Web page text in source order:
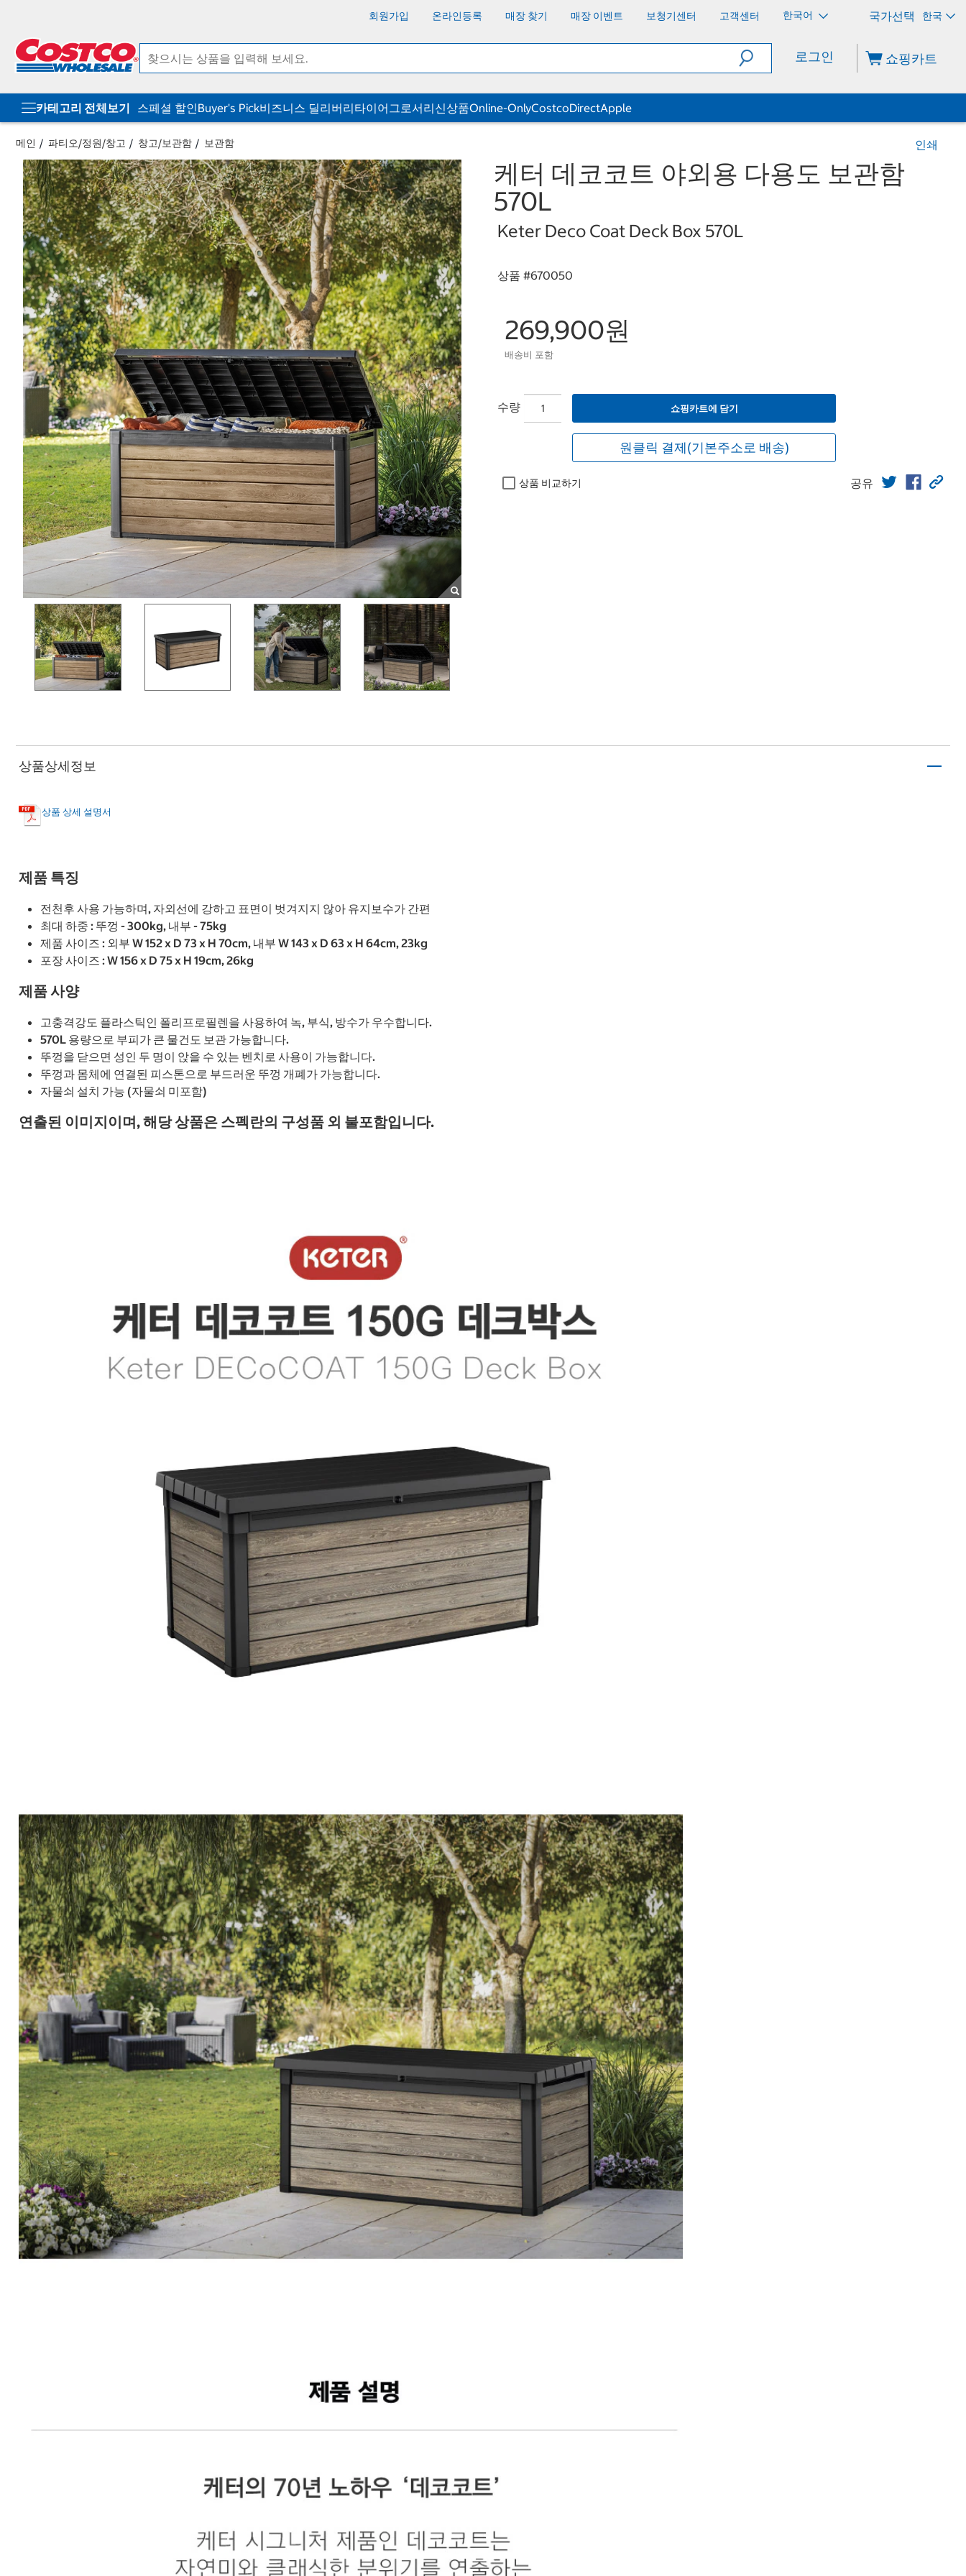
회원가입 온라인등록 매장 찾기 매장 이벤트 보청기센터 고객센터 한국어 한국
로그인 쇼핑카트
카테고리 전체보기 스페셜 할인Buyer's Pick비즈니스 딜리버리타이어그로서리신상품Online-OnlyCostcoDirectApple
메인 파티오/정원/창고 창고/보관함 보관함 인쇄
케터 데코코트 야외용 다용도 보관함
570L
Keter Deco Coat Deck Box 570L
상품 #670050
269,900원
배송비 포함
수량 쇼핑카트에 담기
원클릭 결제(기본주소로 배송)
상품 비교하기 공유
상품상세정보
상품 상세 설명서
제품 특징
전천후 사용 가능하며, 자외선에 강하고 표면이 벗겨지지 않아 유지보수가 간편
최대 하중 : 뚜껑 - 300kg, 내부 - 75kg
제품 사이즈 : 외부 W 152 x D 73 x H 70cm, 내부 W 143 x D 63 x H 64cm, 23kg
포장 사이즈 : W 156 x D 75 x H 19cm, 26kg
제품 사양
고충격강도 플라스틱인 폴리프로필렌을 사용하여 녹, 부식, 방수가 우수합니다.
570L 용량으로 부피가 큰 물건도 보관 가능합니다.
뚜껑을 닫으면 성인 두 명이 앉을 수 있는 벤치로 사용이 가능합니다.
뚜껑과 몸체에 연결된 피스톤으로 부드러운 뚜껑 개폐가 가능합니다.
자물쇠 설치 가능 (자물쇠 미포함)
연출된 이미지이며, 해당 상품은 스펙란의 구성품 외 불포함입니다.